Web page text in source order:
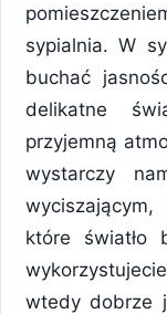
sypialnia. W
buchać
delikatne
przyjemną
wystarczy
które światło
wtedy dobrze